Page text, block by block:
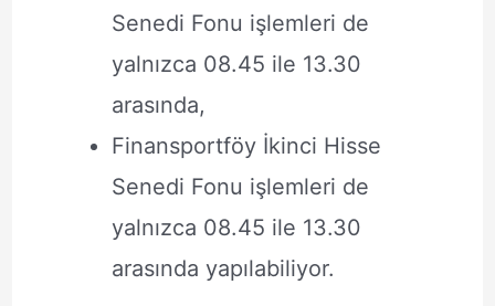
Senedi Fonu işlemleri de
yalnızca 08.45 ile 13.30
arasında,
Finansportföy İkinci Hisse
Senedi Fonu işlemleri de
yalnızca 08.45 ile 13.30
arasında yapılabiliyor.